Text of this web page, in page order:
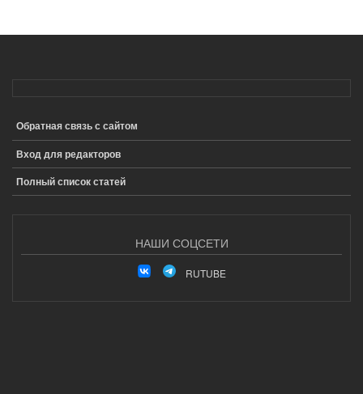
ПОДВАЛ
Обратная связь с сайтом
Вход для редакторов
Полный список статей
НАШИ СОЦСЕТИ
RUTUBE